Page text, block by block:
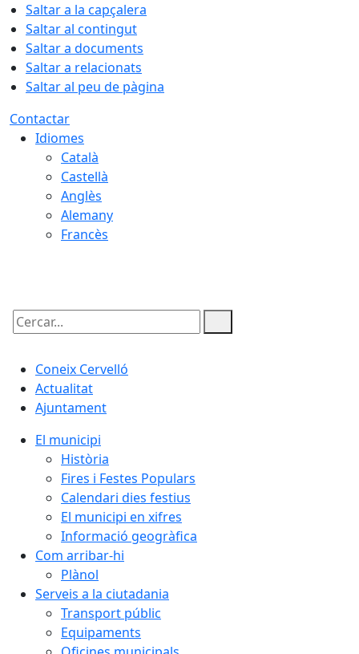
Saltar a la capçalera
Saltar al contingut
Saltar a documents
Saltar a relacionats
Saltar al peu de pàgina
Contactar
Idiomes
Català
Castellà
Anglès
Alemany
Francès
Cercar:
Coneix Cervelló
Actualitat
Ajuntament
El municipi
Història
Fires i Festes Populars
Calendari dies festius
El municipi en xifres
Informació geogràfica
Com arribar-hi
Plànol
Serveis a la ciutadania
Transport públic
Equipaments